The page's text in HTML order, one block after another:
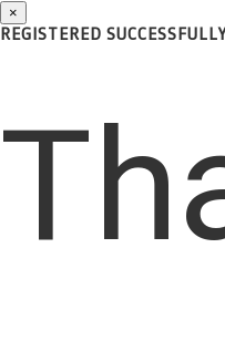
×
REGISTERED SUCCESSFULLY